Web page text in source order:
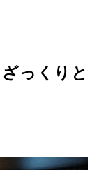
っくりと